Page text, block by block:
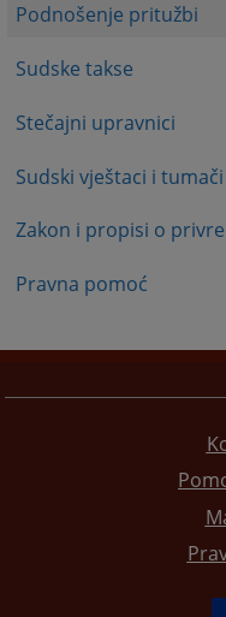
Podnošenje pritužbi
Sudske takse
Stečajni upravnici
Sudski vještaci i tumači
Zakon i propisi o
Pravna pomoć